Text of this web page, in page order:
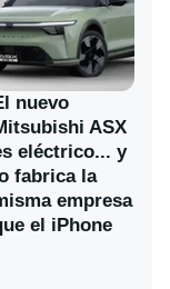
nuevo
ASX
eléctrico... y
fabrica la
empresa
el iPhone